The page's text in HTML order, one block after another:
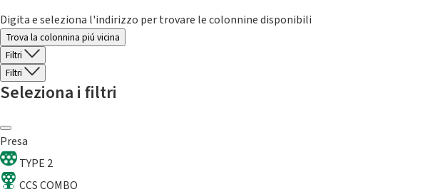
Digita e seleziona l'indirizzo per trovare le colonnine disponibili
Trova la colonnina piú vicina
Filtri
Filtri
Seleziona i filtri
Presa
TYPE 2
CCS COMBO